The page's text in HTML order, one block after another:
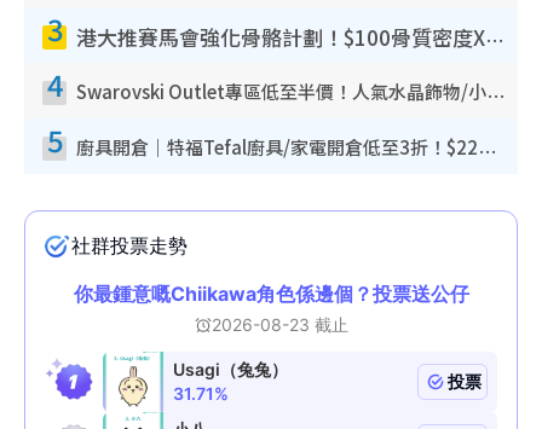
3 港大推賽馬會強化骨骼計劃！$100骨質密度X光檢查 完成免費運動訓練送超市禮券！附參加資格
4 Swarovski Outlet專區低至半價！人氣水晶飾物/小擺設$138起！迪士尼款/水晶高跟鞋都有平
5 廚具開倉｜特福Tefal廚具/家電開倉低至3折！$220起買平底鍋/炒鑊/湯煲！電飯煲/吸塵機/燙斗$418起